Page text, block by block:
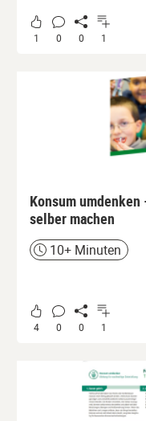
1 0 0 1
Konsum
selber machen
Zeit10+ Minuten
4 0 0 1